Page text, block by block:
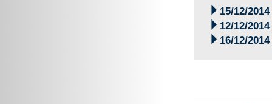
 15/12/2014
 12/12/2014
 16/12/2014